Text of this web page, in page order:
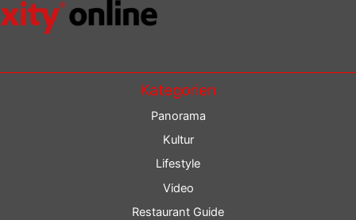
Kategorien
Panorama
Kultur
Lifestyle
Video
Restaurant Guide